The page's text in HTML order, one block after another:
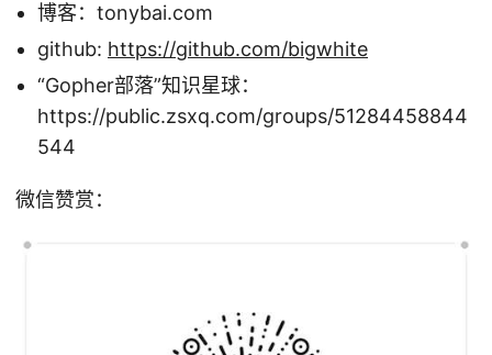
博客：tonybai.com
github: https://github.com/bigwhite
“Gopher部落”知识星球：
https://public.zsxq.com/groups/51284458844
544
微信赞赏：